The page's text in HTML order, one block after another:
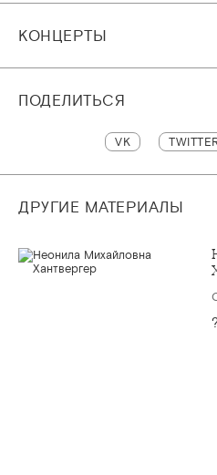
КОНЦЕРТЫ
ПОДЕЛИТЬСЯ
VK
ДРУГИЕ МАТЕРИАЛЫ